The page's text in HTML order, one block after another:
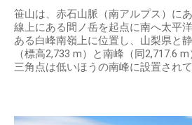
笹山は、赤石山脈（南アルプス）に
線上にある間ノ岳を起点に南へ太平
ある白峰南嶺上に位置し、山梨県と
（標高2,733 m）と南峰（同2,717.6
三角点は低いほうの南峰に設置されて